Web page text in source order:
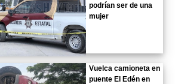
podrían ser de una
mujer
Vuelca camioneta en
puente El Edén en